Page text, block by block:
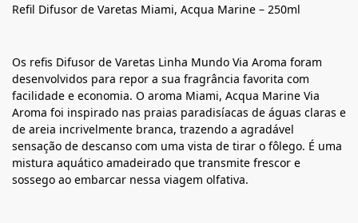
Refil Difusor de Varetas Miami, Acqua Marine – 250ml
Os refis Difusor de Varetas Linha Mundo Via Aroma foram
desenvolvidos para repor a sua fragrância favorita com
facilidade e economia. O aroma Miami, Acqua Marine Via
Aroma foi inspirado nas praias paradisíacas de águas claras e
de areia incrivelmente branca, trazendo a agradável
sensação de descanso com uma vista de tirar o fôlego. É uma
mistura aquático amadeirado que transmite frescor e
sossego ao embarcar nessa viagem olfativa.